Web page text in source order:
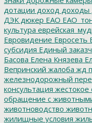
дотации доход доходы
ДЭК дюкер ЕАО
культура
Евровидение Евросеть
субсидия Единый
Басова Елена Князева
Вепринский жалоба жд
железнодорожный
консультация
обращение с
животноводство
жилищные условия